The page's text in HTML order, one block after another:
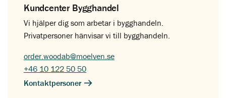
Kundcenter Bygghandel
Vi hjälper dig som arbetar i bygghandeln.
Privatpersoner hänvisar vi till bygghandeln.
order.woodab@moelven.se
+46 10 122 50 50
Kontaktpersoner